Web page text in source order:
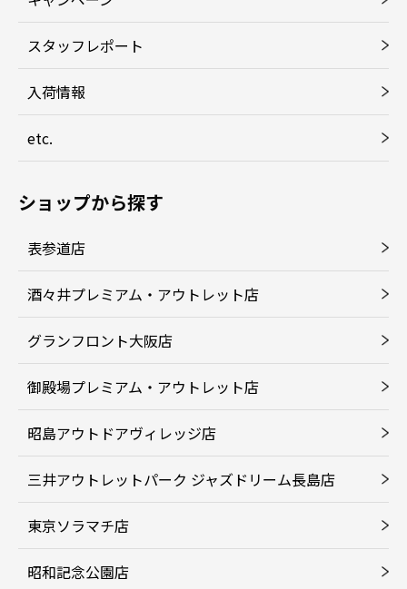
スタッフレポート
入荷情報
etc.
ショップから探す
表参道店
酒々井プレミアム・アウトレット店
グランフロント大阪店
御殿場プレミアム・アウトレット店
昭島アウトドアヴィレッジ店
三井アウトレットパーク ジャズドリーム長島店
東京ソラマチ店
昭和記念公園店